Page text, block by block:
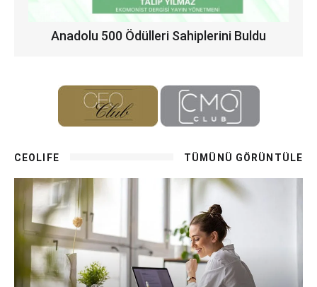
Anadolu 500 Ödülleri Sahiplerini Buldu
CEOLIFE TÜMÜNÜ GÖRÜNTÜLE